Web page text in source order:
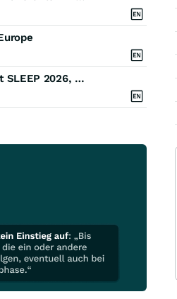
Alkermes to Present New Data on Alixorexton and LUMRYZ (sodium oxybate) at SLEEP 2026, Highlighting Breadth of Sleep Medicine Research